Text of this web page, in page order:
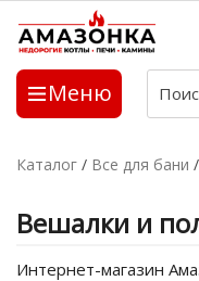
Меню
Каталог / Все для бани /
Вешалки и
Интернет-магазин